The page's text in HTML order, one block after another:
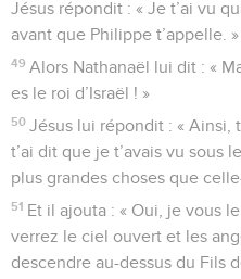
Jésus répondit : « Je t’ai vu
avant que Philippe t’appelle. »
49 Alors Nathanaël lui dit : «
es le roi d’Israël ! »
50 Jésus lui répondit : « Ainsi,
t’ai dit que je t’avais vu sous
plus grandes choses que
51 Et il ajouta : « Oui, je vous
verrez le ciel ouvert et les
descendre au-dessus du Fils